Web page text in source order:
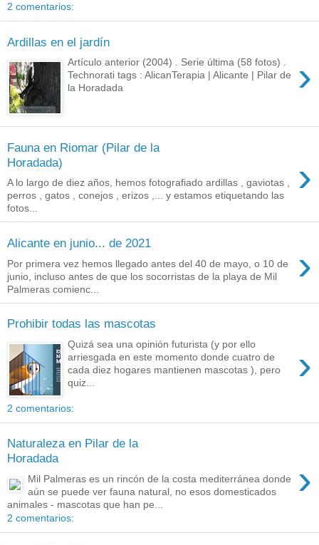
2 comentarios:
Ardillas en el jardín
›
Artículo anterior (2004) . Serie última (58 fotos) .
Technorati tags : AlicanTerapia | Alicante | Pilar de
la Horadada
Fauna en Riomar (Pilar de la
Horadada)
›
A lo largo de diez años, hemos fotografiado ardillas , gaviotas ,
perros , gatos , conejos , erizos ,... y estamos etiquetando las
fotos...
Alicante en junio... de 2021 ›
Por primera vez hemos llegado antes del 40 de mayo, o 10 de
junio, incluso antes de que los socorristas de la playa de Mil
Palmeras comienc...
Prohibir todas las mascotas
›
Quizá sea una opinión futurista (y por ello
arriesgada en este momento donde cuatro de
cada diez hogares mantienen mascotas ), pero
quiz...
2 comentarios:
Naturaleza en Pilar de la
Horadada
›
Mil Palmeras es un rincón de la costa mediterránea donde
aún se puede ver fauna natural, no esos domesticados
animales - mascotas que han pe...
2 comentarios: